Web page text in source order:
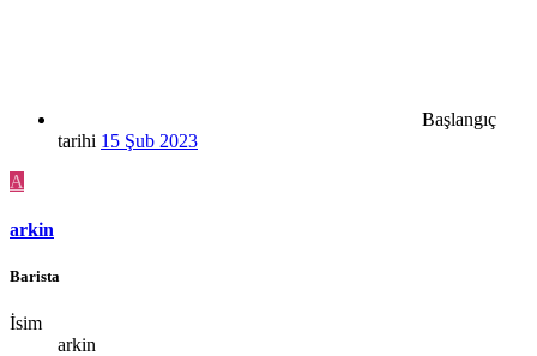
Başlangıç
tarihi 15 Şub 2023
A
arkin
Barista
İsim
arkin